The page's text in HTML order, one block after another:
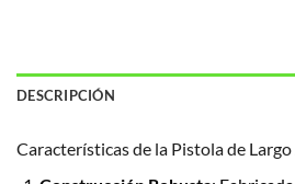
DESCRIPCIÓN
Características de la Pistola de